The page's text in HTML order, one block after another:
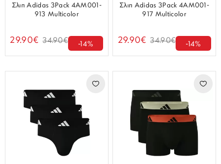
Σλιπ Adidas 3Pack 4AM001-
913 Multicolor
29.90€ 34.90€ -14%
Σλιπ Adidas 3Pack 4AM001-
917 Multicolor
29.90€ 34.90€ -14%